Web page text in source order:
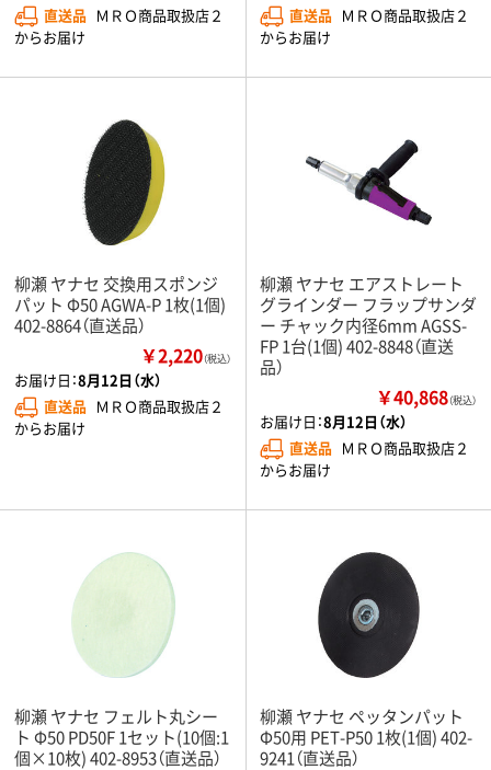
直送品 ＭＲＯ商品取扱店２
からお届け
直送品 ＭＲＯ商品取扱店２
からお届け
柳瀬 ヤナセ 交換用スポンジ
パット Φ50 AGWA-P 1枚(1個)
402-8864（直送品）
￥2,220（税込）
お届け日：8月12日（水）
直送品 ＭＲＯ商品取扱店２
からお届け
柳瀬 ヤナセ エアストレート
グラインダー フラップサンダ
ー チャック内径6mm AGSS-
FP 1台(1個) 402-8848（直送
品）
￥40,868（税込）
お届け日：8月12日（水）
直送品 ＭＲＯ商品取扱店２
からお届け
柳瀬 ヤナセ フェルト丸シー
ト Φ50 PD50F 1セット(10個:1
個×10枚) 402-8953（直送品）
柳瀬 ヤナセ ペッタンパット
Φ50用 PET-P50 1枚(1個) 402-
9241（直送品）